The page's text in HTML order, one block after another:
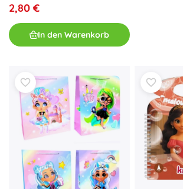
2,80 €
In den Warenkorb